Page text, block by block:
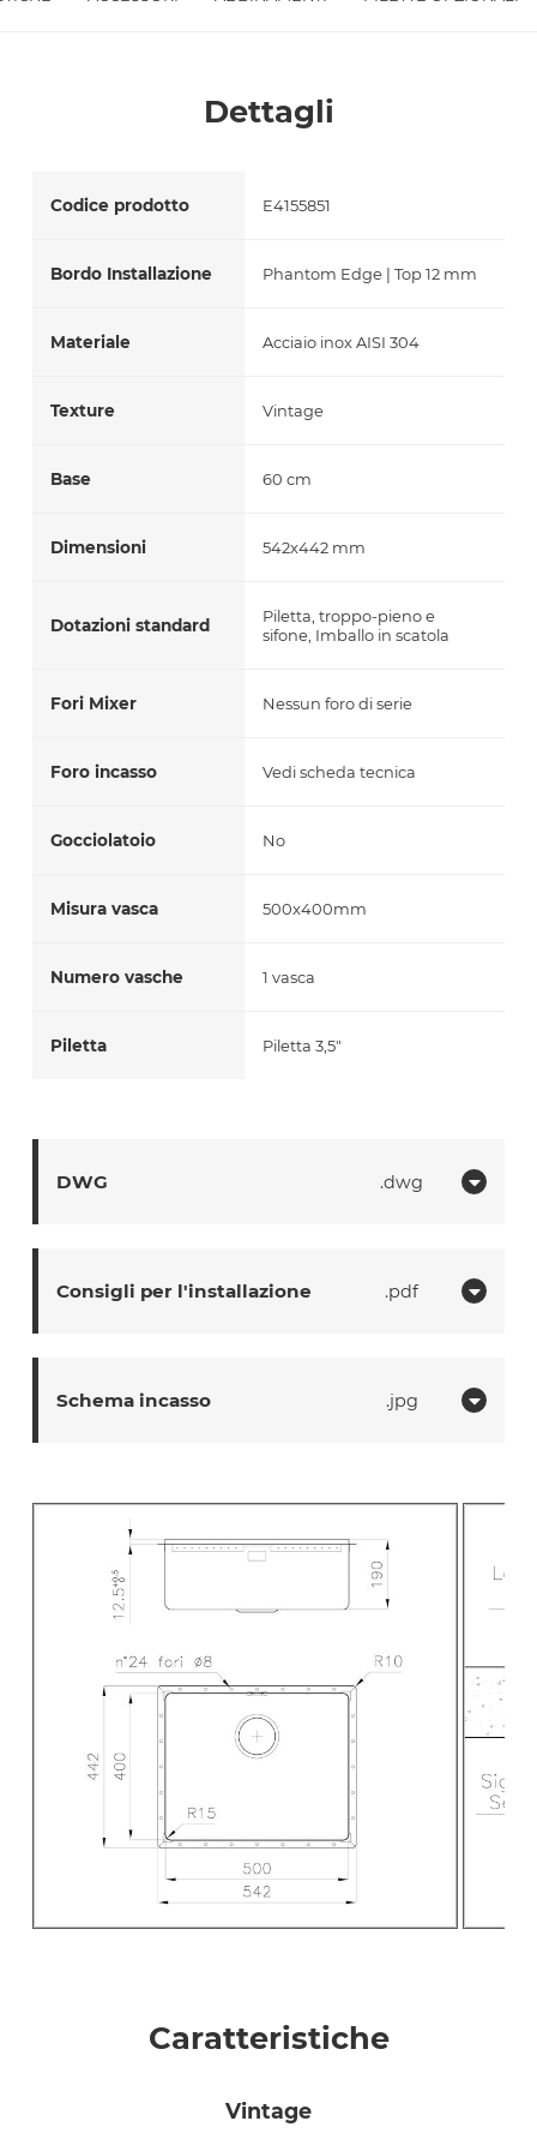
Dettagli
DWG dwg
Consigli per l'installazione pdf
Schema incasso jpg
Codice prodotto E4155851
Bordo Installazione Phantom Edge | Top 12 mm
Materiale Acciaio inox AISI 304
Texture Vintage
Base 60 cm
Dimensioni 542x442 mm
Dotazioni standard
Piletta, troppo-pieno e
sifone, Imballo in scatola
Fori Mixer Nessun foro di serie
Foro incasso Vedi scheda tecnica
Gocciolatoio No
Misura vasca 500x400mm
Numero vasche 1 vasca
Piletta Piletta 3,5"
Caratteristiche
vintage